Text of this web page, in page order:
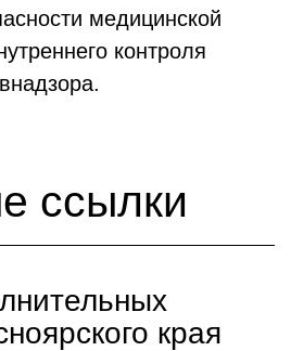
медицинской
контроля
ссылки
края